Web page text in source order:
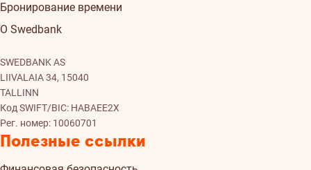
Бронирование времени
О Swedbank
SWEDBANK AS
LIIVALAIA 34, 15040
TALLINN
Код SWIFT/BIC: HABAEE2X
Рег. номер: 10060701
Полезные ссылки